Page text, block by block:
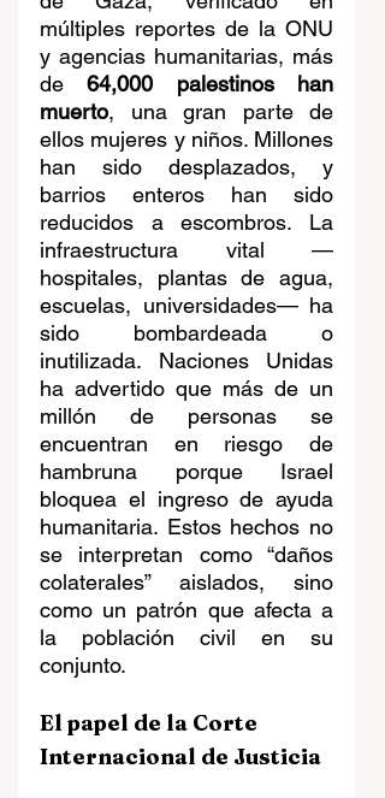
múltiples reportes de la ONU
y agencias humanitarias, más
de 64,000 palestinos han
muerto, una gran parte de
ellos mujeres y niños. Millones
han sido desplazados, y
barrios enteros han sido
reducidos a escombros. La
infraestructura vital —
hospitales, plantas de agua,
escuelas, universidades— ha
sido bombardeada o
inutilizada. Naciones Unidas
ha advertido que más de un
millón de personas se
encuentran en riesgo de
hambruna porque Israel
bloquea el ingreso de ayuda
humanitaria. Estos hechos no
se interpretan como “daños
colaterales” aislados, sino
como un patrón que afecta a
la población civil en su
conjunto.
El papel de la Corte
Internacional de Justicia